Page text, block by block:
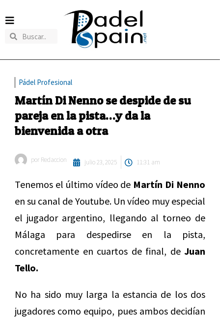
Pádel Profesional
Martín Di Nenno se despide de su
pareja en la pista…y da la
bienvenida a otra
por Redaccion julio 23, 2025 11:31 am
Tenemos el último vídeo de Martín Di Nenno
en su canal de Youtube. Un vídeo muy especial
el jugador argentino, llegando al torneo de
Málaga para despedirse en la pista,
concretamente en cuartos de final, de Juan
Tello.
No ha sido muy larga la estancia de los dos
jugadores como equipo, pues ambos decidían